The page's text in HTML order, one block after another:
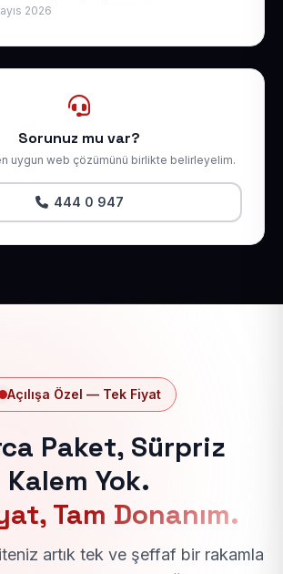
2026
Sorunuz mu var?
uygun web çözümünü birlikte belirleyelim.
444 0 947
Açılışa Özel — Tek Fiyat
Paket, Sürpriz
Kalem Yok.
Tam Donanım.
artık tek ve şeffaf bir rakamla